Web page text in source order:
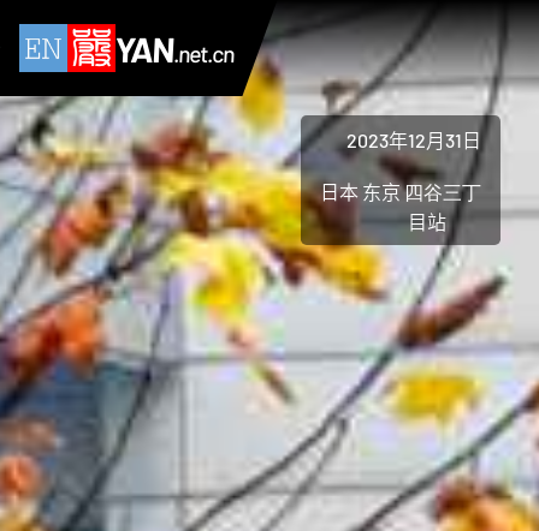
YAN.net.cn
2023年12月31日
日本 东京 四谷三丁
目站